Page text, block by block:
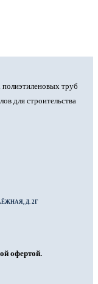
полиэтиленовых труб
для строительства
Д. 2Г
офертой.